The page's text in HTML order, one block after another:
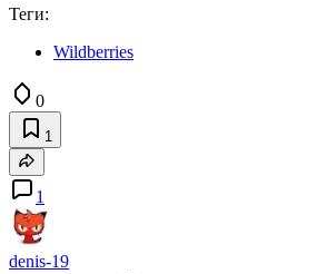
Теги:
Wildberries
0
1
1
denis-19